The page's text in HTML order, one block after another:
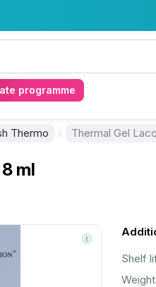
programme
Thermo Thermal Gel
ml
Shelf